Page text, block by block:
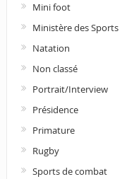
Mini foot
Ministère des Sports
Natation
Non classé
Portrait/Interview
Présidence
Primature
Rugby
Sports de combat